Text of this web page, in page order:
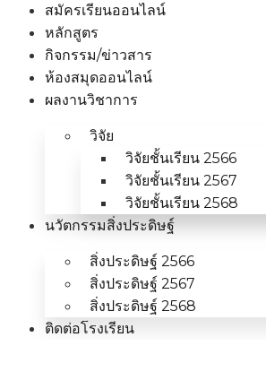
สมัครเรียนออนไลน์
หลักสูตร
กิจกรรม/ข่าวสาร
ห้องสมุดออนไลน์
ผลงานวิชาการ
วิจัย
วิจัยชั้นเรียน 2566
วิจัยชั้นเรียน 2567
วิจัยชั้นเรียน 2568
นวัตกรรมสิ่งประดิษฐ์
สิ่งประดิษฐ์ 2566
สิ่งประดิษฐ์ 2567
สิ่งประดิษฐ์ 2568
ติดต่อโรงเรียน